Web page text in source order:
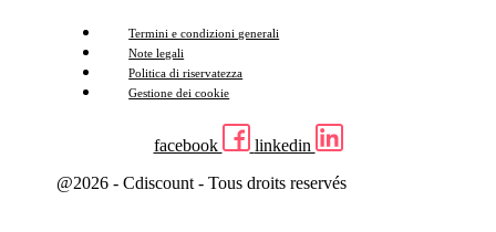
Termini e condizioni generali
Note legali
Politica di riservatezza
Gestione dei cookie
facebook
linkedin
@2026 - Cdiscount - Tous droits reservés